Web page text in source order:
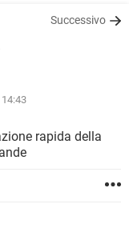
10
10
Successivo
rapida della